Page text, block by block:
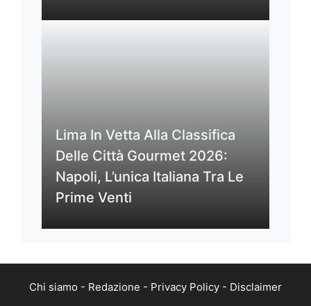
Lima In Vetta Alla Classifica
Delle Città Gourmet 2026:
Napoli, L’unica Italiana Tra Le
Prime Venti
Chi siamo - Redazione - Privacy Policy - Disclaimer